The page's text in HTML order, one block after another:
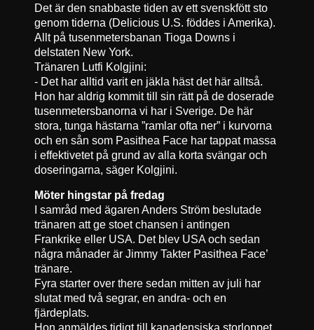
Det är den snabbaste tiden av ett svenskfött sto
genom tiderna (Delicious U.S. föddes i Amerika).
Allt på tusenmetersbanan Tioga Downs i
delstaten New York.
Tränaren Lutfi Kolgjini:
- Det har alltid varit en jäkla häst det här alltså.
Hon har aldrig kommit till sin rätt på de doserade
tusenmetersbanorna vi har i Sverige. De här
stora, tunga hästarna ”ramlar ofta ner” i kurvorna
och en sån som Pasithea Face har tappat massa
i effektivetet på grund av alla korta svängar och
doseringarna, säger Kolgjini.
Möter hingstar på fredag
I samråd med ägaren Anders Ström beslutade
tränaren att ge stoet chansen i antingen
Frankrike eller USA. Det blev USA och sedan
några månader är Jimmy Takter Pasithea Face’
tränare.
Fyra starter over there sedan mitten av juli har
slutat med två segrar, en andra- och en
fjärdeplats.
Hon anmäldes tidigt till kanadensiska storloppet